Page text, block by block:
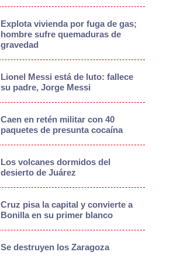
Explota vivienda por fuga de gas;
hombre sufre quemaduras de
gravedad
Lionel Messi está de luto: fallece
su padre, Jorge Messi
Caen en retén militar con 40
paquetes de presunta cocaína
Los volcanes dormidos del
desierto de Juárez
Cruz pisa la capital y convierte a
Bonilla en su primer blanco
Se destruyen los Zaragoza